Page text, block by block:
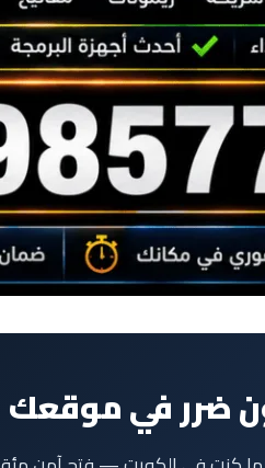
ضرر في موقعك